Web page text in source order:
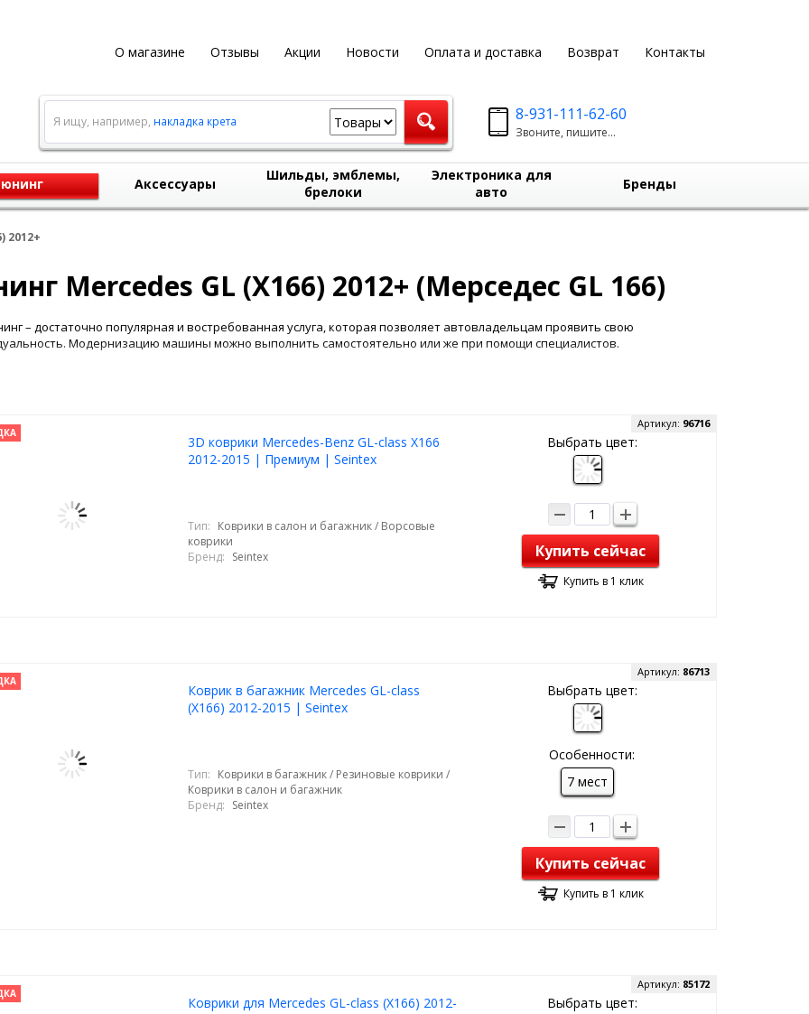
О магазине Отзывы Акции Новости Оплата и доставка Возврат Контакты
8-931-111-62-60
Звоните, пишите...
Я ищу, например, накладка крета
Аксессуары
Шильды, эмблемы,
брелоки
Электроника для
авто
Бренды
2012+
Mercedes GL (X166) 2012+ (Мерседес GL 166)
– достаточно популярная и востребованная услуга, которая позволяет автовладельцам проявить свою
Модернизацию машины можно выполнить самостоятельно или же при помощи специалистов.
3D коврики Mercedes-Benz GL-class X166
2012-2015 | Премиум | Seintex
Артикул: 96716
Тип: Коврики в салон и багажник / Ворсовые
коврики
Бренд: Seintex
Выбрать цвет:
Купить сейчас
Купить в 1 клик
Коврик в багажник Mercedes GL-class
(X166) 2012-2015 | Seintex
Артикул: 86713
Тип: Коврики в багажник / Резиновые коврики /
Коврики в салон и багажник
Бренд: Seintex
Выбрать цвет:
Особенности:
7 мест
Купить сейчас
Купить в 1 клик
Коврики для Mercedes GL-class (X166) 2012-
Артикул: 85172
Выбрать цвет: